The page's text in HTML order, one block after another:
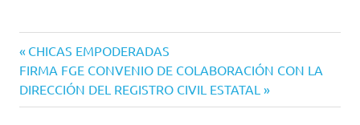
Navegación
de
entradas
Entrada
anterior:
CHICAS EMPODERADAS
Siguiente
entrada:
FIRMA FGE CONVENIO DE COLABORACIÓN CON LA
DIRECCIÓN DEL REGISTRO CIVIL ESTATAL